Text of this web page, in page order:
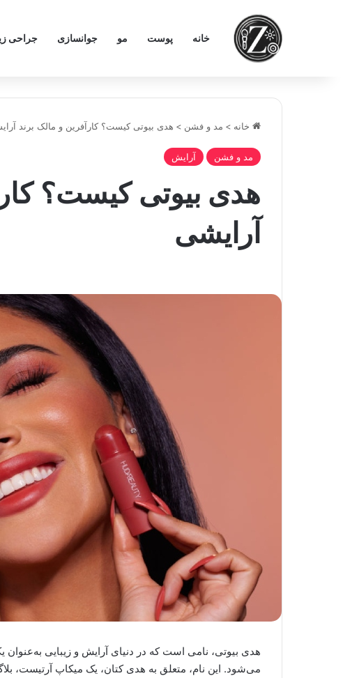
خانه پوست مو جوانسازی جراحی
خانه > مد و فشن > هدی بیوتی کیست؟ کارآفرین و مالک برند
مد و فشن آرایش
هدی بیوتی کیست؟
آرایشی
هدی بیوتی، نامی است که در دنیای آرایش و زیبایی
می‌شود. این نام، متعلق به هدی کتان، یک میکاپ آرتیست،